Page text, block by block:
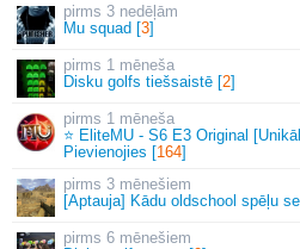
3 nedēļām
Mu squad [3]
1 mēneša
Disku golfs tiešsaistē [2]
1 mēneša
⭐ EliteMU - S6 E3 Original
Pievienojies [164]
3 mēnešiem
[Aptauja] Kādu oldschool spēļu
6 mēnešiem